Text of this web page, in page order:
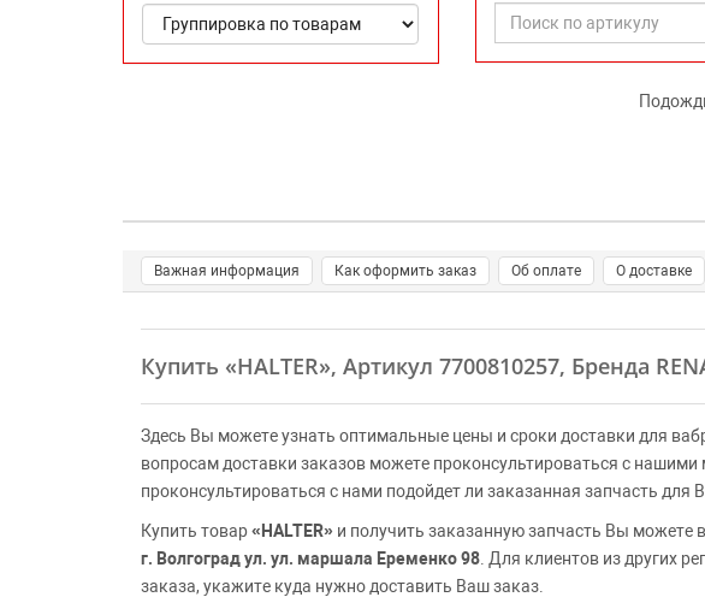
Важная информация Как оформить заказ Об оплате О доставке
Купить «HALTER», Артикул 7700810257, Бренда
Здесь Вы можете узнать оптимальные цены и сроки доставки для
вопросам доставки заказов можете проконсультироваться с
проконсультироваться с нами подойдет ли заказанная запчасть для
Купить товар«HALTER» и получить заказанную запчасть Вы можете
г. Волгоград ул. ул. маршала Еременко 98 . Для клиентов из других
заказа, укажите куда нужно доставить Ваш заказ.